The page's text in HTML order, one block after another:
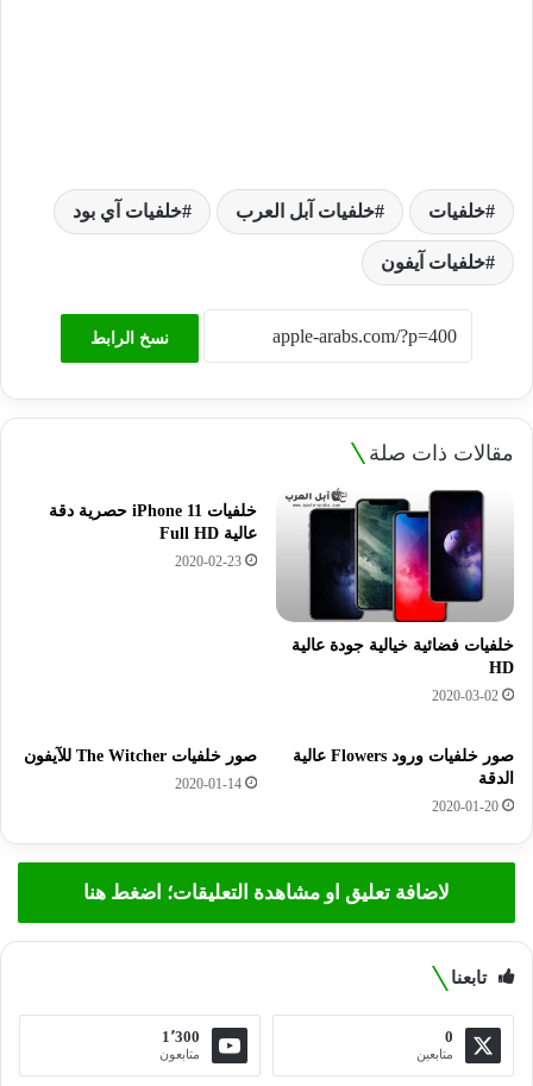
خلفيات خلفيات آبل العرب خلفيات آي بود
خلفيات آيفون
نسخ الرابط
مقالات ذات صلة
خلفيات فضائية خيالية جودة عالية
HD
2020-03-02
خلفيات iPhone 11 حصرية دقة
عالية Full HD
2020-02-23
صور خلفيات ورود Flowers عالية
الدقة
2020-01-20
صور خلفيات The Witcher للآيفون
2020-01-14
لاضافة تعليق او مشاهدة التعليقات؛ اضغط هنا
تابعنا
0
متابعين
1٬300
متابعون